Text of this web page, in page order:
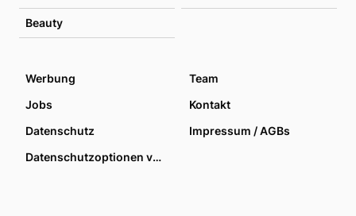
Beauty
Werbung
Team
Jobs
Kontakt
Datenschutz
Impressum / AGBs
Datenschutzoptionen verwalten